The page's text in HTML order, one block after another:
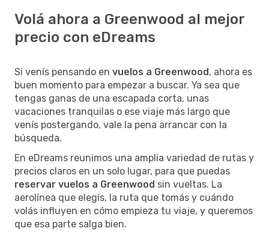
Volá ahora a Greenwood al mejor
precio con eDreams
Si venís pensando en vuelos a Greenwood, ahora es
buen momento para empezar a buscar. Ya sea que
tengas ganas de una escapada corta, unas
vacaciones tranquilas o ese viaje más largo que
venís postergando, vale la pena arrancar con la
búsqueda.
En eDreams reunimos una amplia variedad de rutas y
precios claros en un solo lugar, para que puedas
reservar vuelos a Greenwood sin vueltas. La
aerolínea que elegís, la ruta que tomás y cuándo
volás influyen en cómo empieza tu viaje, y queremos
que esa parte salga bien.